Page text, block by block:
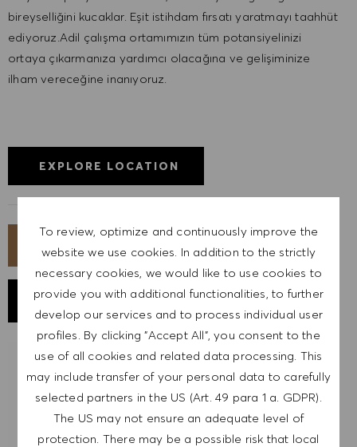
To review, optimize and continuously improve the
website we use cookies. In addition to the strictly
necessary cookies, we would like to use cookies to
provide you with additional functionalities, to further
develop our services and to process individual user
profiles. By clicking "Accept All", you consent to the
use of all cookies and related data processing. This
may include transfer of your personal data to carefully
selected partners in the US (Art. 49 para 1 a. GDPR).
The US may not ensure an adequate level of
protection. There may be a possible risk that local
bireyselliğini kucaklar. Eşit istihdam fırsatı yaratmayı taahhüt
ediyoruz.Adil çalışma ortamımızın tüm potansiyelinizi
ortaya çıkarmanıza yardımcı olacağına ve gelişiminize
ilham vereceğine inanıyoruz.
EXPLORE LOCATION
APPLY NOW
SAVE JOB
GET NOTIFIED FOR
SIMILAR JOBS
Sign up to receive job alerts.